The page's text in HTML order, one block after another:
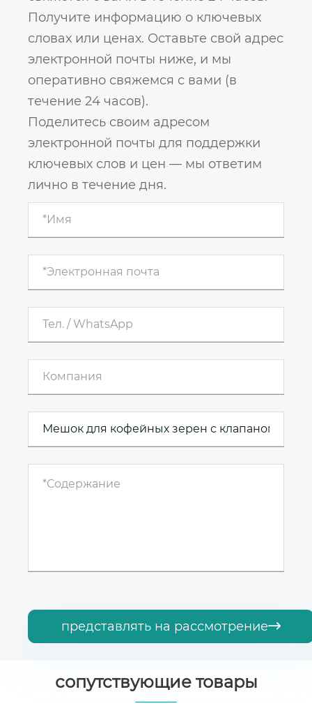
Получите информацию о ключевых
словах или ценах. Оставьте свой адрес
электронной почты ниже, и мы
оперативно свяжемся с вами (в
течение 24 часов).
Поделитесь своим адресом
электронной почты для поддержки
ключевых слов и цен — мы ответим
лично в течение дня.
представлять на рассмотрение
сопутствующие товары